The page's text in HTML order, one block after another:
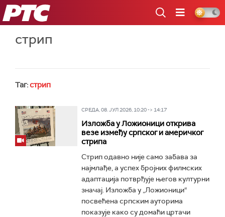
РТС
стрип
Таг:стрип
СРЕДА, 08. ЈУЛ 2026, 10:20 -> 14:17
Изложба у Ложионици открива
везе између српског и америчког
стрипа
Стрип одавно није само забава за
најмлађе, а успех бројних филмских
адаптација потврђује његов културни
значај. Изложба у „Ложионици“
посвећена српским ауторима
показује како су домаћи цртачи